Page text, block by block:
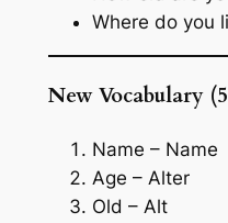
Where do you
New Vocabulary
Name – Name
Age – Alter
Old – Alt